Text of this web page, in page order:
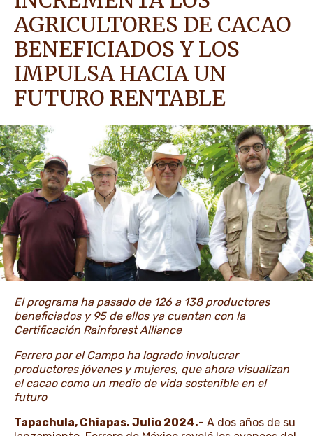
NUESTRAS MARCAS
EMPLEOS
NOTICIAS E HISTORIAS
AGRICULTORES DE CACAO
BENEFICIADOS Y LOS
IMPULSA HACIA UN
FUTURO RENTABLE
El programa ha pasado de 126 a 138 productores
beneficiados y 95 de ellos ya cuentan con la
Certificación Rainforest Alliance
Ferrero por el Campo ha logrado involucrar
productores jóvenes y mujeres, que ahora visualizan
el cacao como un medio de vida sostenible en el
futuro
Tapachula, Chiapas. Julio 2024.- A dos años de su